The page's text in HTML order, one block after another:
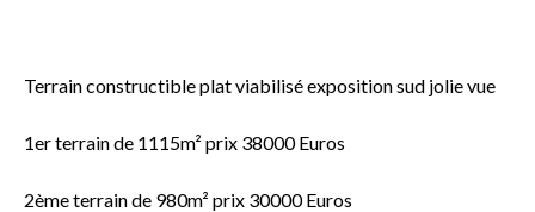
Terrain constructible plat viabilisé exposition sud jolie vue
1er terrain de 1115m² prix 38000 Euros
2ème terrain de 980m² prix 30000 Euros